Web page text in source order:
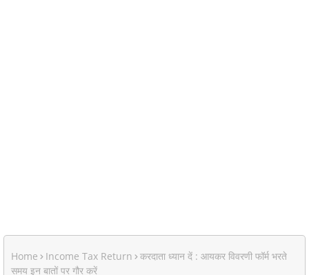
Home Income Tax Return
करदाता ध्यान दें : आयकर विवरणी फॉर्म भरते
समय इन बातों पर गौर करें